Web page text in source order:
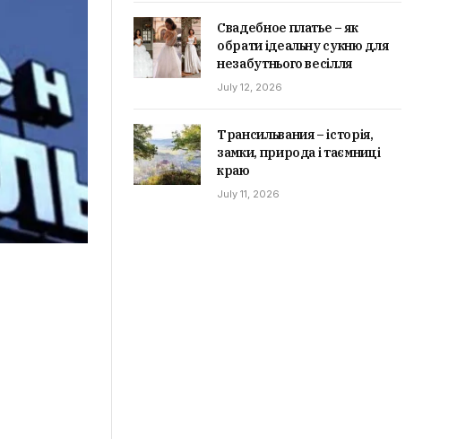
Свадебное платье – як
обрати ідеальну сукню для
незабутнього весілля
July 12, 2026
Трансильвания – історія,
замки, природа і таємниці
краю
July 11, 2026